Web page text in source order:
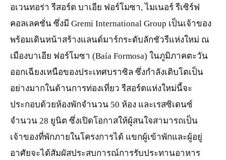
อเวนทอร่า รีสอร์ต บาเอีย ฟอร์โมซา, ไมเนอร์ รีเซิร์ฟ
คอลเลคชั่น ซึ่งมี Gremi International Group เป็นเจ้าของ
พร้อมเดินหน้าสร้างแลนด์มาร์กระดับลักชัวรีแห่งใหม่ ณ
เมืองบาเอีย ฟอร์โมซา (Baía Formosa) ในภูมิภาคตะวัน
ออกเฉียงเหนือของประเทศบราซิล ซึ่งกำลังเติบโตเป็น
อย่างมากในด้านการท่องเที่ยว รีสอร์ตแห่งใหม่นี้จะ
ประกอบด้วยห้องพักจำนวน 50 ห้อง และเรสซิเดนซ์
จำนวน 28 ยูนิต ซึ่งเปิดโอกาสให้ผู้สนใจสามารถเป็น
เจ้าของที่พักภายในโครงการได้ แขกผู้เข้าพักและผู้อยู่
อาศัยจะได้สัมผัสประสบการณ์การรับประทานอาหาร